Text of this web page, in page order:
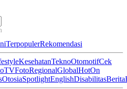
TerpopulerRekomendasi
KesehatanTeknoOtomotifCek
TVFotoRegionalGlobalHotOn
OtosiaSpotlightEnglishDisabilitasBerita